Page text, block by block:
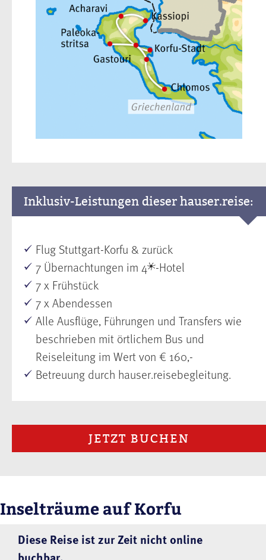
Inklusiv-Leistungen dieser hauser.reise:
Flug Stuttgart-Korfu & zurück
7 Übernachtungen im 4 -Hotel
7 x Frühstück
7 x Abendessen
Alle Ausflüge, Führungen und Transfers wie
beschrieben mit örtlichem Bus und
Reiseleitung im Wert von € 160,-
Betreuung durch hauser.reisebegleitung.
JETZT BUCHEN
Inselträume auf Korfu
Diese Reise ist zur Zeit nicht online